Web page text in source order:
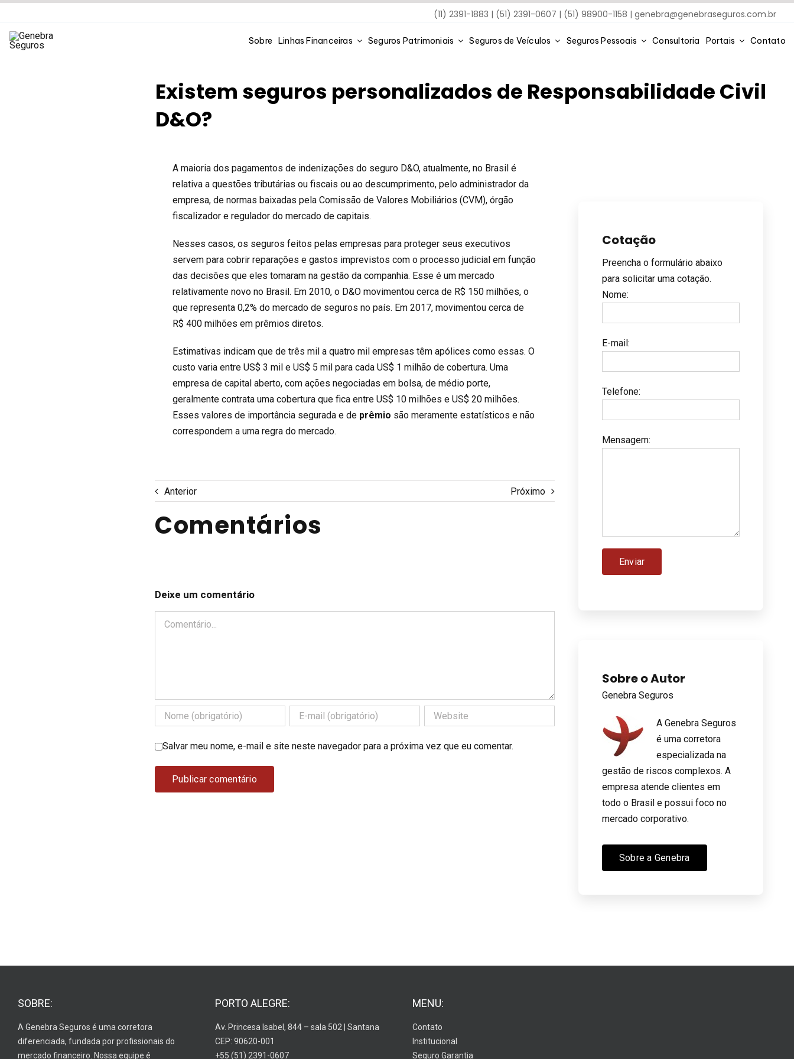
(11) 2391-1883 | (51) 2391-0607 | (51) 98900-1158 |genebra@genebraseguros.com.br
Sobre Linhas Financeiras Seguros Patrimoniais Seguros de Veículos Seguros Pessoais Consultoria Portais Contato
Existem seguros personalizados de Responsabilidade Civil
D&O?
A maioria dos pagamentos de indenizações do seguro D&O, atualmente, no Brasil é
relativa a questões tributárias ou fiscais ou ao descumprimento, pelo administrador da
empresa, de normas baixadas pela Comissão de Valores Mobiliários (CVM), órgão
fiscalizador e regulador do mercado de capitais.
Nesses casos, os seguros feitos pelas empresas para proteger seus executivos
servem para cobrir reparações e gastos imprevistos com o processo judicial em função
das decisões que eles tomaram na gestão da companhia. Esse é um mercado
relativamente novo no Brasil. Em 2010, o D&O movimentou cerca de R$ 150 milhões, o
que representa 0,2% do mercado de seguros no país. Em 2017, movimentou cerca de
R$ 400 milhões em prêmios diretos.
Estimativas indicam que de três mil a quatro mil empresas têm apólices como essas. O
custo varia entre US$ 3 mil e US$ 5 mil para cada US$ 1 milhão de cobertura. Uma
empresa de capital aberto, com ações negociadas em bolsa, de médio porte,
geralmente contrata uma cobertura que fica entre US$ 10 milhões e US$ 20 milhões.
Esses valores de importância segurada e de prêmio são meramente estatísticos e não
correspondem a uma regra do mercado.
Anterior Próximo
Comentários
Deixe um comentário
Comentário
Salvar meu nome, e-mail e site neste navegador para a próxima vez que eu comentar.
Cotação
Preencha o formulário abaixo
para solicitar uma cotação.
Nome:
E-mail:
Telefone:
Mensagem:
Sobre o Autor
Genebra Seguros
A Genebra Seguros
é uma corretora
especializada na
gestão de riscos complexos. A
empresa atende clientes em
todo o Brasil e possui foco no
mercado corporativo.
Sobre a Genebra
SOBRE:
A Genebra Seguros é uma corretora
diferenciada, fundada por profissionais do
mercado financeiro. Nossa equipe é
PORTO ALEGRE:
Av. Princesa Isabel, 844 – sala 502 | Santana
CEP: 90620-001
+55 (51) 2391-0607
MENU:
Contato
Institucional
Seguro Garantia